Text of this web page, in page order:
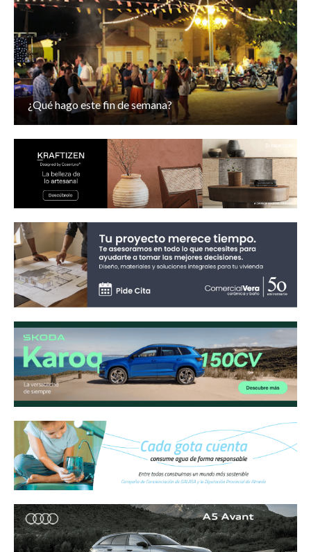
¿Qué hago este fin de semana?